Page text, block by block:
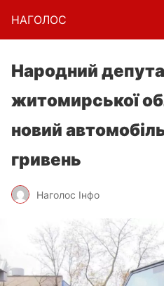
НАГОЛОC
Народний
житомирської
новий
гривень
Наголос Інфо